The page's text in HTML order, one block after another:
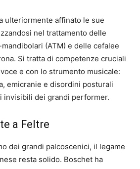
ulteriormente affinato le sue
nel trattamento delle
(ATM) e delle cefalee
Si tratta di competenze cruciali
e con lo strumento musicale:
emicranie e disordini posturali
invisibili dei grandi performer.
a Feltre
dei grandi palcoscenici, il legame
resta solido. Boschet ha